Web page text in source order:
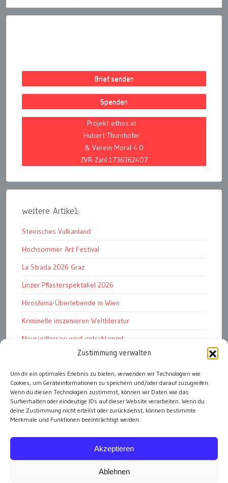
Zustimmung verwalten
Um dir ein optimales Erlebnis zu bieten, verwenden wir Technologien wie
Cookies, um Geräteinformationen zu speichern und/oder darauf zuzugreifen.
Wenn du diesen Technologien zustimmst, können wir Daten wie das
Surfverhalten oder eindeutige IDs auf dieser Website verarbeiten. Wenn du
deine Zustimmung nicht erteilst oder zurückziehst, können bestimmte
Merkmale und Funktionen beeinträchtigt werden.
Akzeptieren
Ablehnen
Brief senden
Spenden
Projekt ethos.at
Hubert Thurnhofer
& Verein Moral 4.0
ZVR-Zahl 1736362407
weitere Artikel:
Steirisches Vulkanland
Hochsommer Art Festival
La Strada 2026 Graz
Linzer Pflasterspektakel 2026
Hiroshima-Überlebende in Wien
Kriminelle inszenieren Weltliteratur
Neusiedlersee wird entschlammt
TKG wünscht besinnliches Weihnachtsfest
Fußball WM 2026: „historisch“
Die Wichtigen
alle Artikel